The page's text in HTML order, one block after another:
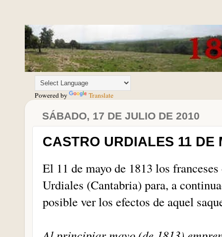
Powered by Translate
SÁBADO, 17 DE JULIO DE 2010
CASTRO URDIALES 11 DE
El 11 de mayo de 1813 los
Urdiales (Cantabria) para, a
posible ver los efectos de aquel